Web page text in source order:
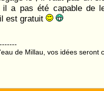
il a pas été capable de
est gratuit
de Millau, vos idées seront